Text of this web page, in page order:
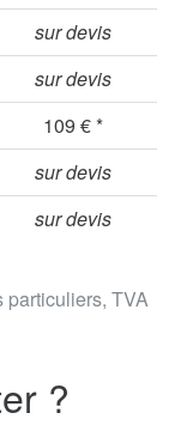
particuliers, TVA
sur devis
sur devis
109 € *
sur devis
sur devis
?